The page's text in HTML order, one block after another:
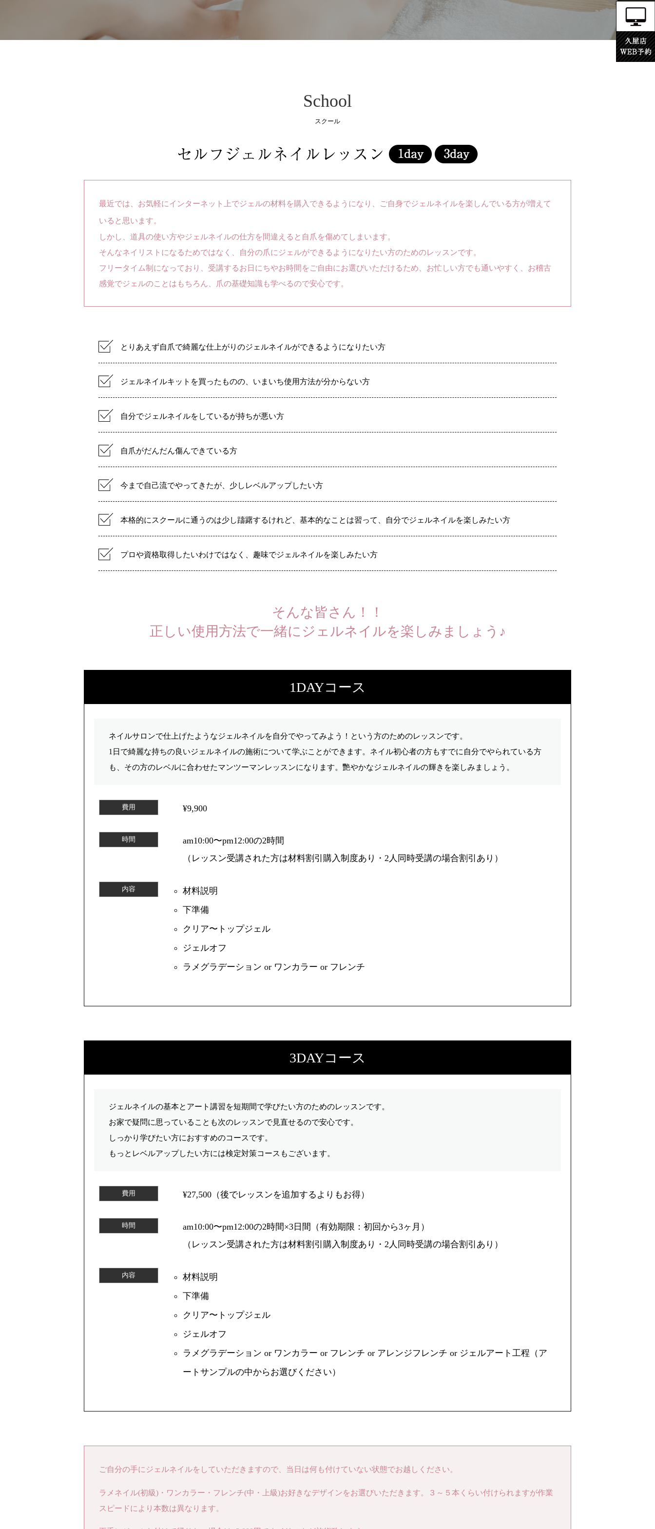
School
スクール
最近では、お気軽にインターネット上でジェルの材料を購入できるようになり、ご自身でジェルネイルを楽しんでいる方が増えて
いると思います。
しかし、道具の使い方やジェルネイルの仕方を間違えると自爪を傷めてしまいます。
そんなネイリストになるためではなく、自分の爪にジェルができるようになりたい方のためのレッスンです。
フリータイム制になっており、受講するお日にちやお時間をご自由にお選びいただけるため、お忙しい方でも通いやすく、お稽古
感覚でジェルのことはもちろん、爪の基礎知識も学べるので安心です。
とりあえず自爪で綺麗な仕上がりのジェルネイルができるようになりたい方
ジェルネイルキットを買ったものの、いまいち使用方法が分からない方
自分でジェルネイルをしているが持ちが悪い方
自爪がだんだん傷んできている方
今まで自己流でやってきたが、少しレベルアップしたい方
本格的にスクールに通うのは少し躊躇するけれど、基本的なことは習って、自分でジェルネイルを楽しみたい方
プロや資格取得したいわけではなく、趣味でジェルネイルを楽しみたい方
そんな皆さん！！
正しい使用方法で一緒にジェルネイルを楽しみましょう♪
1DAYコース
ネイルサロンで仕上げたようなジェルネイルを自分でやってみよう！という方のためのレッスンです。
1日で綺麗な持ちの良いジェルネイルの施術について学ぶことができます。ネイル初心者の方もすでに自分でやられている方
も、その方のレベルに合わせたマンツーマンレッスンになります。艷やかなジェルネイルの輝きを楽しみましょう。
費用 ¥9,900
時間
am10:00〜pm12:00の2時間
（レッスン受講された方は材料割引購入制度あり・2人同時受講の場合割引あり）
内容
材料説明
下準備
クリア〜トップジェル
ジェルオフ
ラメグラデーション or ワンカラー or フレンチ
3DAYコース
ジェルネイルの基本とアート講習を短期間で学びたい方のためのレッスンです。
お家で疑問に思っていることも次のレッスンで見直せるので安心です。
しっかり学びたい方におすすめのコースです。
もっとレベルアップしたい方には検定対策コースもございます。
費用 ¥27,500（後でレッスンを追加するよりもお得）
時間
am10:00〜pm12:00の2時間×3日間（有効期限：初回から3ヶ月）
（レッスン受講された方は材料割引購入制度あり・2人同時受講の場合割引あり）
内容
材料説明
下準備
クリア〜トップジェル
ジェルオフ
ラメグラデーション or ワンカラー or フレンチ or アレンジフレンチ or ジェルアート工程（ア
ートサンプルの中からお選びください）
ご自分の手にジェルネイルをしていただきますので、当日は何も付けていない状態でお越しください。
ラメネイル(初級)・ワンカラー・フレンチ(中・上級)お好きなデザインをお選びいただきます。３～５本くらい付けられますが作業
スピードにより本数は異なります。